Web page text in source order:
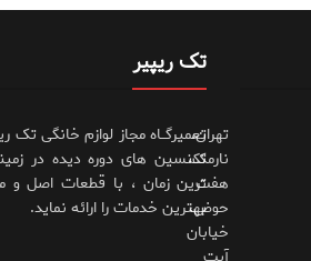
تک ریپیر
تعمیرگــاه مجاز لوازم خانگی تک
تکنسین های دوره دیده در
ترین زمان ، با قطعات اصل
بهترین خدمات را ارائه نماید.
تهران،
نارمک،
هفت
حوض،
خیابان